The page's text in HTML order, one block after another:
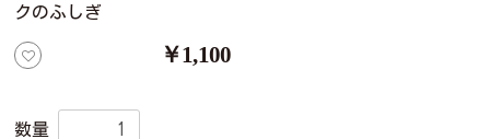
クのふしぎ
￥1,100
数量